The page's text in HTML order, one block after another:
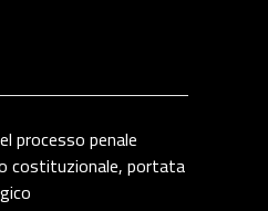
processo penale
costituzionale, portata